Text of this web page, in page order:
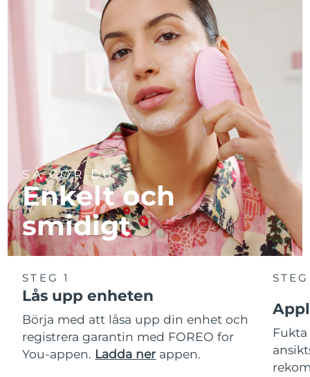
SÅ GÖR DU
Enkelt och
smidigt
STEG 1
Lås upp enheten
Börja med att låsa upp din enhet och
registrera garantin med FOREO for
You-appen. Ladda ner appen.